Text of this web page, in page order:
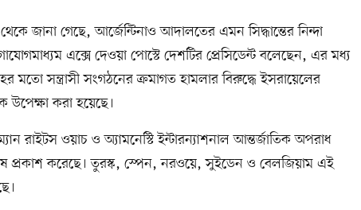
জানা গেছে, আর্জেন্টিনাও আদালতের এমন সিদ্ধান্তের নিন্দা
এক্সে দেওয়া পোস্টে দেশটির প্রেসিডেন্ট বলেছেন, এর মধ্য
মতো সন্ত্রাসী সংগঠনের ক্রমাগত হামলার বিরুদ্ধে ইসরায়েলের
উপেক্ষা করা হয়েছে।
রাইটস ওয়াচ ও অ্যামনেস্টি ইন্টারন্যাশনাল আন্তর্জাতিক অপরাধ
প্রকাশ করেছে। তুরস্ক, স্পেন, নরওয়ে, সুইডেন ও বেলজিয়াম এই